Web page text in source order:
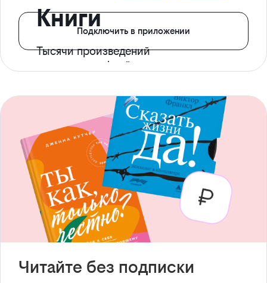
Книги
Тысячи произведений
с доступом офлайн
Подключить в приложении
Читайте без подписки